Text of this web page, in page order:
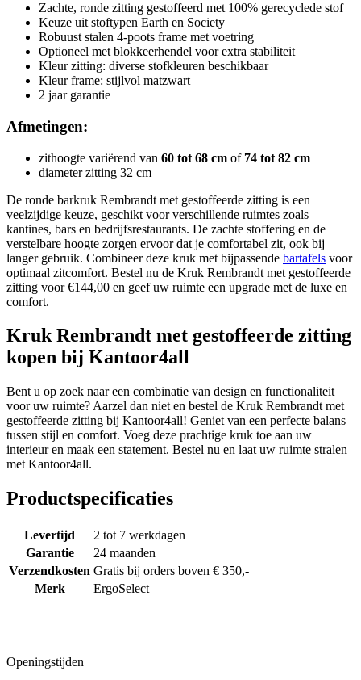
Zachte, ronde zitting gestoffeerd met 100% gerecyclede stof
Keuze uit stoftypen Earth en Society
Robuust stalen 4-poots frame met voetring
Optioneel met blokkeerhendel voor extra stabiliteit
Kleur zitting: diverse stofkleuren beschikbaar
Kleur frame: stijlvol matzwart
2 jaar garantie
Afmetingen:
zithoogte variërend van 60 tot 68 cm of 74 tot 82 cm
diameter zitting 32 cm
De ronde barkruk Rembrandt met gestoffeerde zitting is een
veelzijdige keuze, geschikt voor verschillende ruimtes zoals
kantines, bars en bedrijfsrestaurants. De zachte stoffering en de
verstelbare hoogte zorgen ervoor dat je comfortabel zit, ook bij
langer gebruik. Combineer deze kruk met bijpassende bartafels voor
optimaal zitcomfort. Bestel nu de Kruk Rembrandt met gestoffeerde
zitting voor €144,00 en geef uw ruimte een upgrade met de luxe en
comfort.
Kruk Rembrandt met gestoffeerde zitting
kopen bij Kantoor4all
Bent u op zoek naar een combinatie van design en functionaliteit
voor uw ruimte? Aarzel dan niet en bestel de Kruk Rembrandt met
gestoffeerde zitting bij Kantoor4all! Geniet van een perfecte balans
tussen stijl en comfort. Voeg deze prachtige kruk toe aan uw
interieur en maak een statement. Bestel nu en laat uw ruimte stralen
met Kantoor4all.
Productspecificaties
Levertijd
2 tot 7 werkdagen
Garantie
24 maanden
Verzendkosten Gratis bij orders boven € 350,-
Merk
ErgoSelect
Openingstijden